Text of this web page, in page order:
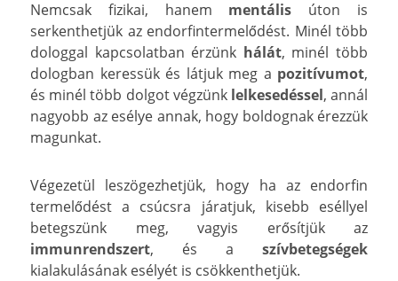
Nemcsak fizikai, hanem mentális úton is
serkenthetjük az endorfintermelődést. Minél több
dologgal kapcsolatban érzünk hálát, minél több
dologban keressük és látjuk meg a pozitívumot,
és minél több dolgot végzünk lelkesedéssel, annál
nagyobb az esélye annak, hogy boldognak érezzük
magunkat.
Végezetül leszögezhetjük, hogy ha az endorfin
termelődést a csúcsra járatjuk, kisebb eséllyel
betegszünk meg, vagyis erősítjük az
immunrendszert, és a szívbetegségek
kialakulásának esélyét is csökkenthetjük.